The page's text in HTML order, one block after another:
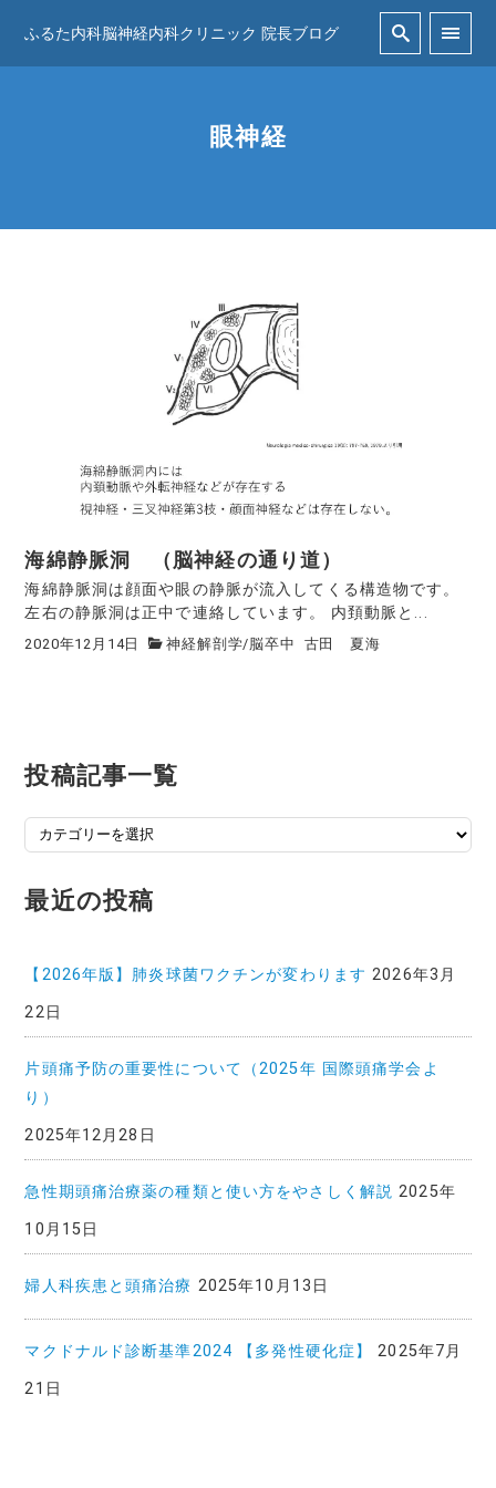
ふるた内科脳神経内科クリニック 院長ブログ
眼神経
海綿静脈洞 （脳神経の通り道）
海綿静脈洞は顔面や眼の静脈が流入してくる構造物です。
左右の静脈洞は正中で連絡しています。 内頚動脈と...
2020年12月14日 神経解剖学/脳卒中 古田 夏海
投稿記事一覧
投
記
事
覧
最近の投稿
【2026年版】肺炎球菌ワクチンが変わります 2026年3月
22日
片頭痛予防の重要性について（2025年 国際頭痛学会よ
り）
2025年12月28日
急性期頭痛治療薬の種類と使い方をやさしく解説 2025年
10月15日
婦人科疾患と頭痛治療 2025年10月13日
マクドナルド診断基準2024 【多発性硬化症】
2025年7月
21日